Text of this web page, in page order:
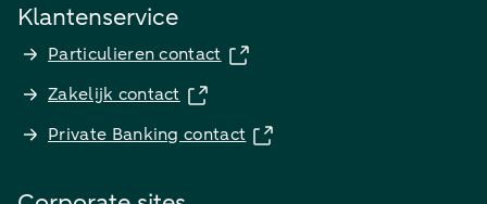
Klantenservice
Particulieren contact
Zakelijk contact
Private Banking contact